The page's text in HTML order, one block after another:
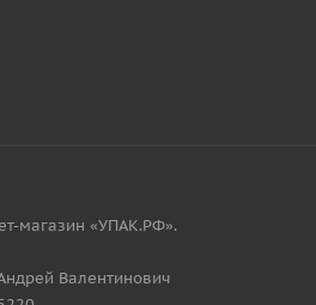
магазин «УПАК.РФ».
Валентинович